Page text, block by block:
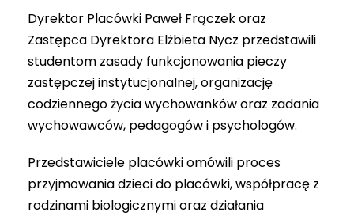
Dyrektor Placówki Paweł Frączek oraz
Zastępca Dyrektora Elżbieta Nycz przedstawili
studentom zasady funkcjonowania pieczy
zastępczej instytucjonalnej, organizację
codziennego życia wychowanków oraz zadania
wychowawców, pedagogów i psychologów.
Przedstawiciele placówki omówili proces
przyjmowania dzieci do placówki, współpracę z
rodzinami biologicznymi oraz działania